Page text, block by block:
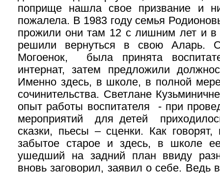
поприще нашла свое призвание и
пожалела. В 1983 году семья
прожили они там 12 с лишним лет и в
решили вернуться в свою Аларь.
Могоенок, была принята
интернат, затем предложили
Именно здесь, в школе, в полной
сочинительства. Светлане
опыт работы воспитателя - при
мероприятий для детей
сказки, пьесы – сценки. Как
забытое старое и здесь, в школе
ушедший на задний план ввиду
вновь заговорил, заявил о себе.